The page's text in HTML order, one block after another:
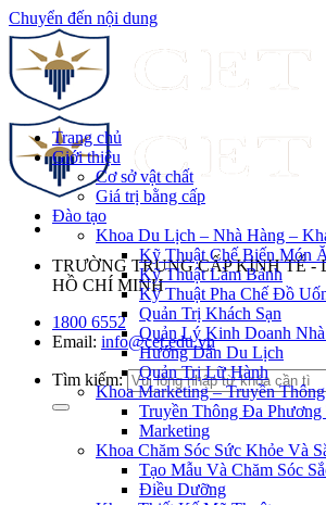
Chuyển đến nội dung
TRƯỜNG TRUNG CẤP KINH TẾ -
HỒ CHÍ MINH
1800 6552
Email: info@cet.edu.vn
Tìm kiếm:
Trang chủ
Giới thiệu
Cơ sở vật chất
Giá trị bằng cấp
Đào tạo
Khoa Du Lịch – Nhà Hàng –
Kỹ Thuật Chế Biến Món
Kỹ Thuật Làm Bánh
Kỹ Thuật Pha Chế Đồ
Quản Trị Khách Sạn
Quản Lý Kinh Doanh
Hướng Dẫn Du Lịch
Quản Trị Lữ Hành
Khoa Marketing – Truyền Thông
Truyền Thông Đa Phương
Marketing
Khoa Chăm Sóc Sức Khỏe Và
Tạo Mẫu Và Chăm Sóc
Điều Dưỡng